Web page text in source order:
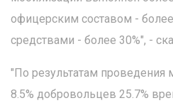
офицерским составом -
средствами - более 30%", -
"По результатам проведения
8.5% добровольцев 25.7%